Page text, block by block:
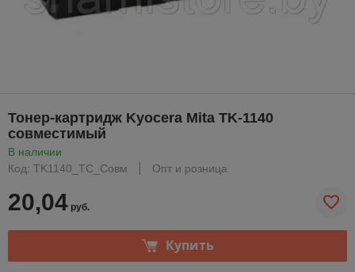
Тонер-картридж Kyocera Mita TK-1140
совместимый
В наличии
Код: TK1140_TC_Совм
Опт и розница
20,04 руб.
Купить